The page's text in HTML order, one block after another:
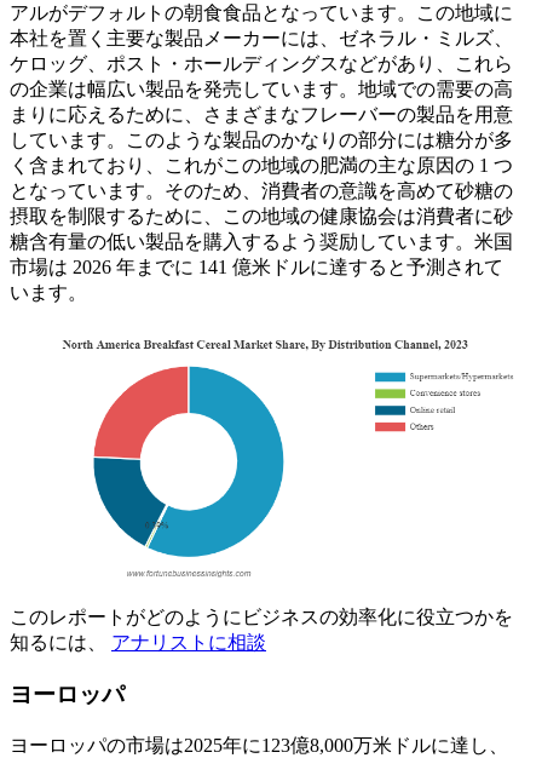
アルがデフォルトの朝食食品となっています。この地域に
本社を置く主要な製品メーカーには、ゼネラル・ミルズ、
ケロッグ、ポスト・ホールディングスなどがあり、これら
の企業は幅広い製品を発売しています。地域での需要の高
まりに応えるために、さまざまなフレーバーの製品を用意
しています。このような製品のかなりの部分には糖分が多
く含まれており、これがこの地域の肥満の主な原因の 1 つ
となっています。そのため、消費者の意識を高めて砂糖の
摂取を制限するために、この地域の健康協会は消費者に砂
糖含有量の低い製品を購入するよう奨励しています。米国
市場は 2026 年までに 141 億米ドルに達すると予測されて
います。
このレポートがどのようにビジネスの効率化に役立つかを
知るには、 アナリストに相談
ヨーロッパ
ヨーロッパの市場は2025年に123億8,000万米ドルに達し、